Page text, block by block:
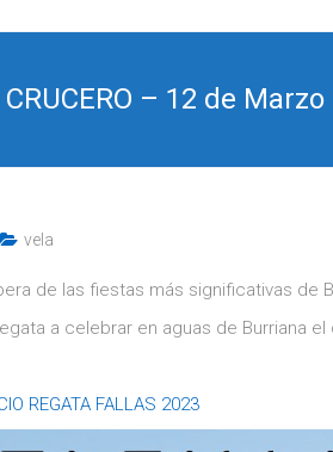
– 12 de Marzo
vela
de las fiestas más significativas de
a celebrar en aguas de Burriana el
REGATA FALLAS 2023